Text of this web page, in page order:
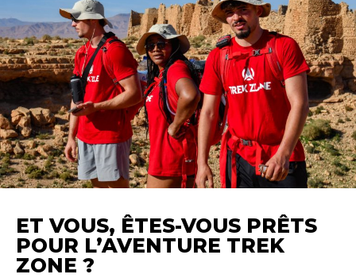
ET VOUS, ÊTES-VOUS PRÊTS
POUR L’AVENTURE TREK
ZONE ?